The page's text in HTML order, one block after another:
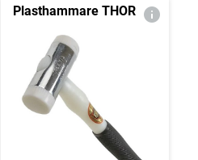
Plasthammare THOR